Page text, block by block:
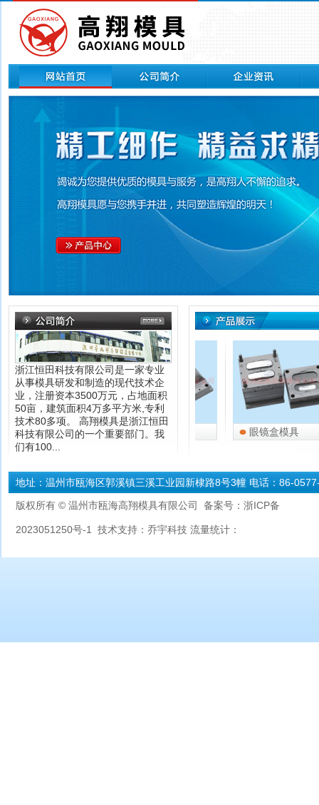
浙江恒田科技有限公司是一家专业
从事模具研发和制造的现代技术企
业，注册资本3500万元，占地面积
50亩，建筑面积4万多平方米,专利
技术80多项。 高翔模具是浙江恒田
科技有限公司的一个重要部门。我
们有100...
眼镜脚模具1 眼镜脚模具 眼镜盒模具
地址：温州市瓯海区郭溪镇三溪工业园新棣路8号3幢 电话：86-
版权所有 © 温州市瓯海高翔模具有限公司
备案号： 浙ICP备
2023051250号-1 技术支持： 乔宇科技 流量统计：